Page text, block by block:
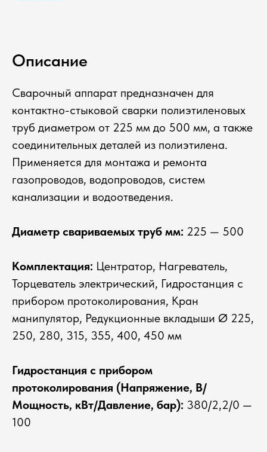
Описание
Сварочный аппарат предназначен для
контактно-стыковой сварки полиэтиленовых
труб диаметром от 225 мм до 500 мм, а также
соединительных деталей из полиэтилена.
Применяется для монтажа и ремонта
газопроводов, водопроводов, систем
канализации и водоотведения.
Диаметр свариваемых труб мм: 225 — 500
Комплектация: Центратор, Нагреватель,
Торцеватель электрический, Гидростанция с
прибором протоколирования, Кран
манипулятор, Редукционные вкладыши Ø 225,
250, 280, 315, 355, 400, 450 мм
Гидростанция с прибором
протоколирования (Напряжение, В/
Мощность, кВт/Давление, бар): 380/2,2/0 —
100